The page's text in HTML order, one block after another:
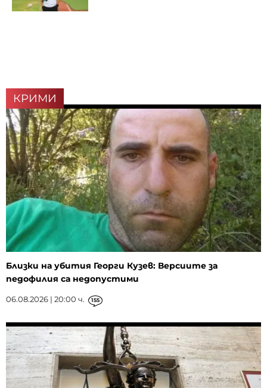
КРИМИ
Близки на убития Георги Кузев: Версиите за
педофилия са недопустими
06.08.2026 | 20:00 ч. 155